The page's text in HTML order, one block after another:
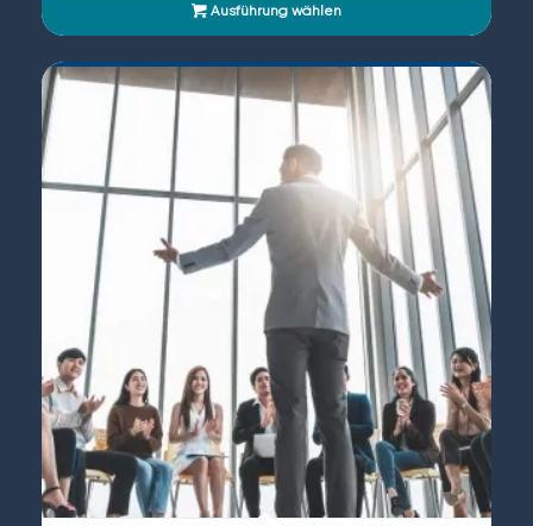
Ausführung wählen